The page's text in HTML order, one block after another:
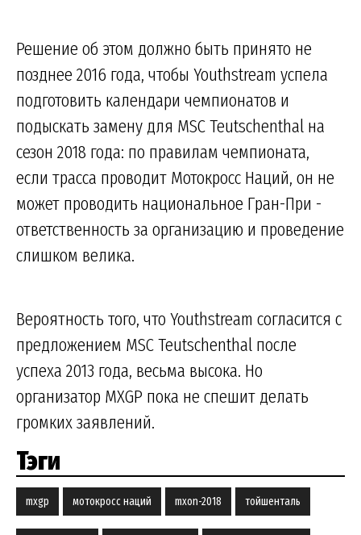
Решение об этом должно быть принято не
позднее 2016 года, чтобы Youthstream успела
подготовить календари чемпионатов и
подыскать замену для MSC Teutschenthal на
сезон 2018 года: по правилам чемпионата,
если трасса проводит Мотокросс Наций, он не
может проводить национальное Гран-При -
ответственность за организацию и проведение
слишком велика.
Вероятность того, что Youthstream согласится с
предложением MSC Teutschenthal после
успеха 2013 года, весьма высока. Но
организатор MXGP пока не спешит делать
громких заявлений.
Тэги
mxgp мотокросс наций mxon-2018 тойшенталь